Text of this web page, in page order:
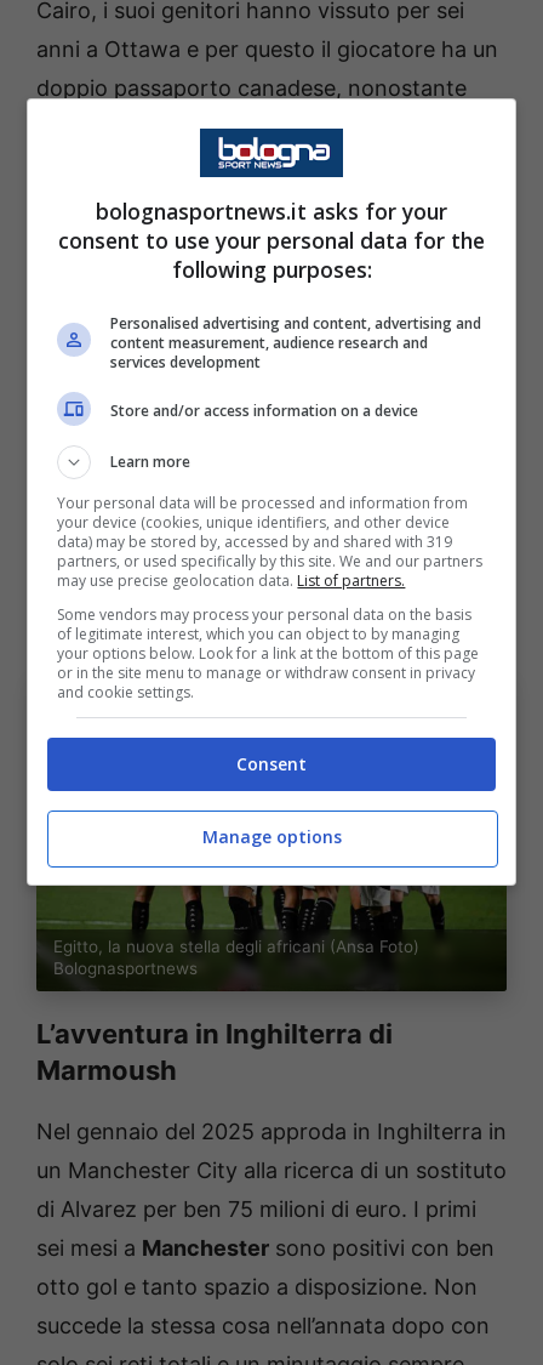
Cairo, i suoi genitori hanno vissuto per sei
anni a Ottawa e per questo il giocatore ha un
doppio passaporto canadese, nonostante
avesse giocato in Egitto fino alla maggiore
Nel 2017 arriva il trasferimento in Germania a
Wolfsburg e pur non conoscendo la lingua
cerca di adattarsi anche per una via di prestiti
al St. Pauli e Stoccarda. Nel 2023 arriva
l’acquisto a zero da parte dell’
Francoforte
trenta gol in 129 partite, per la maggior parte
nelle serie minori. Da allora, invece, in un solo
anno e mezzo esplode totalmente con 17 reti
e 6 assist nell’intera stagione 2023/24, 20 gol
e 14 assist nei sei mesi dell’annata dopo.
Egitto, la nuova stella degli africani (Ansa Foto)
Bolognasportnews
L’avventura in Inghilterra di
Marmoush
Nel gennaio del 2025 approda in Inghilterra in
un Manchester City alla ricerca di un sostituto
di Alvarez per ben 75 milioni di euro. I primi
sei mesi a Manchester sono positivi con ben
otto gol e tanto spazio a disposizione. Non
succede la stessa cosa nell’annata dopo con
bolognasportnews.it asks for your
consent to use your personal data for the
following purposes:
Personalised advertising and content, advertising and
content measurement, audience research and
services development
Store and/or access information on a device
Learn more
Your personal data will be processed and information from
your device (cookies, unique identifiers, and other device
data) may be stored by, accessed by and shared with 319
partners, or used specifically by this site. We and our partners
may use precise geolocation data. List of partners.
Some vendors may process your personal data on the basis
of legitimate interest, which you can object to by managing
your options below. Look for a link at the bottom of this page
or in the site menu to manage or withdraw consent in privacy
and cookie settings.
Consent
Manage options